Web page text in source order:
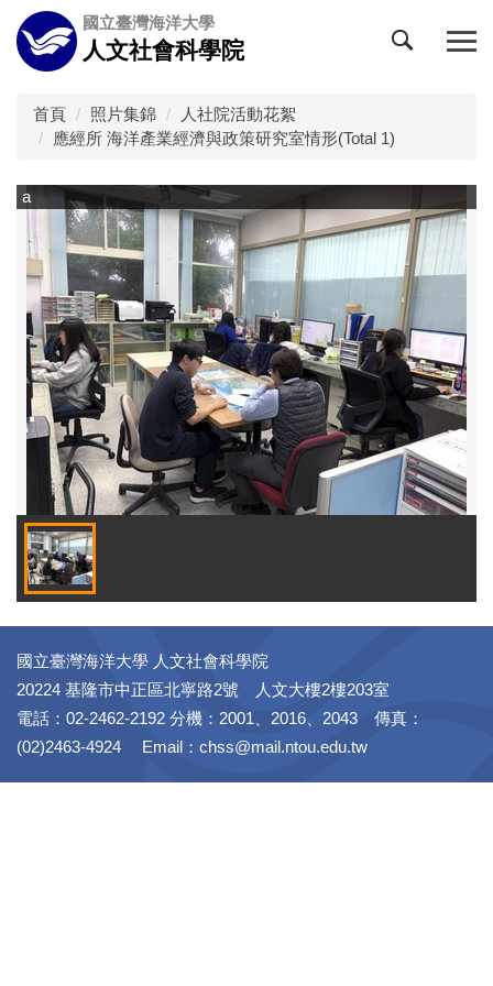
跳
到
主
國立臺灣海洋大學
人文社會科學院
首頁 照片集錦
人社院活動花絮
應經所 海洋產業經濟與政策研究室情形(Total 1)
a
國立臺灣海洋大學 人文社會科學院
20224 基隆市中正區北寧路2號 人文大樓2樓203室
電話：02-2462-2192 分機：2001、2016、2043 傳真：
(02)2463-4924 Email：chss@mail.ntou.edu.tw